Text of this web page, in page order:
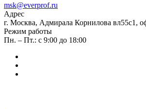
msk@everprof.ru
Адрес
г. Москва, Адмирала Корнилова вл55с1,
Режим работы
Пн. – Пт.: с 9:00 до 18:00